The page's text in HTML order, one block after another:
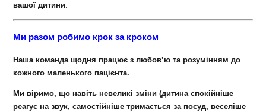
вашої дитини.
Ми разом робимо крок за кроком
Наша команда щодня працює з любов’ю та розумінням до
кожного маленького пацієнта.
Ми віримо, що навіть невеликі зміни (дитина спокійніше
реагує на звук, самостійніше тримається за посуд, веселіше